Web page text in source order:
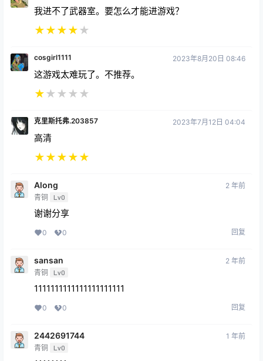
我进不了武器室。要怎么才能进游戏？
★★★★★
cosgirl1111 2023年8月20日 08:46
这游戏太难玩了。不推荐。
★★ ★ ★ ★
克里斯托弗.203857 2023年7月12日 04:04
高清
★★★★★
Along
青铜 Lv0
2 年前
谢谢分享
0 0 回复
sansan
青铜 Lv0
2 年前
1111111111111111111111
0 0 回复
2442691744
青铜 Lv0
1 年前